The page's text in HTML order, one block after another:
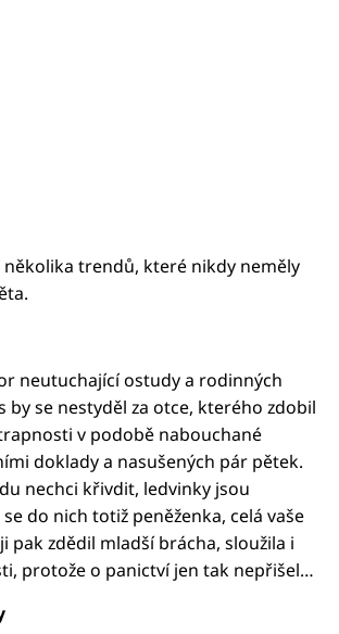
trendů, které nikdy neměly
neutuchající ostudy a rodinných
by se nestyděl za otce, kterého zdobil
v podobě nabouchané
doklady a nasušených pár pětek.
nechci křivdit, ledvinky jsou
do nich totiž peněženka, celá vaše
pak zdědil mladší brácha, sloužila i
protože o panictví jen tak nepřišel…